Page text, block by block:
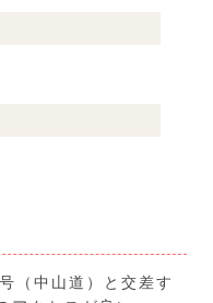
（中山道）と交差す